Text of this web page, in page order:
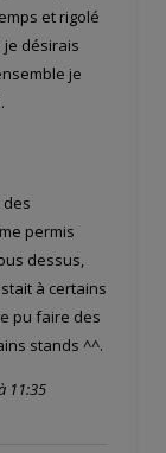
et rigolé
je désirais
je
des
permis
dessus,
à certains
pu faire des
stands ^^.
11:35